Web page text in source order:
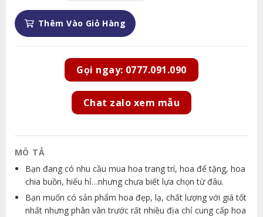
Thêm Vào Giỏ Hàng
Gọi ngay: 0777.091.090
Chat zalo xem mẫu
MÔ TẢ
Bạn đang có nhu cầu mua hoa trang trí, hoa để tặng, hoa
chia buồn, hiếu hỉ…nhưng chưa biết lựa chọn từ đâu.
Bạn muốn có sản phẩm hoa đẹp, lạ, chất lượng với giá tốt
nhất nhưng phân vân trước rất nhiều địa chỉ cung cấp hoa